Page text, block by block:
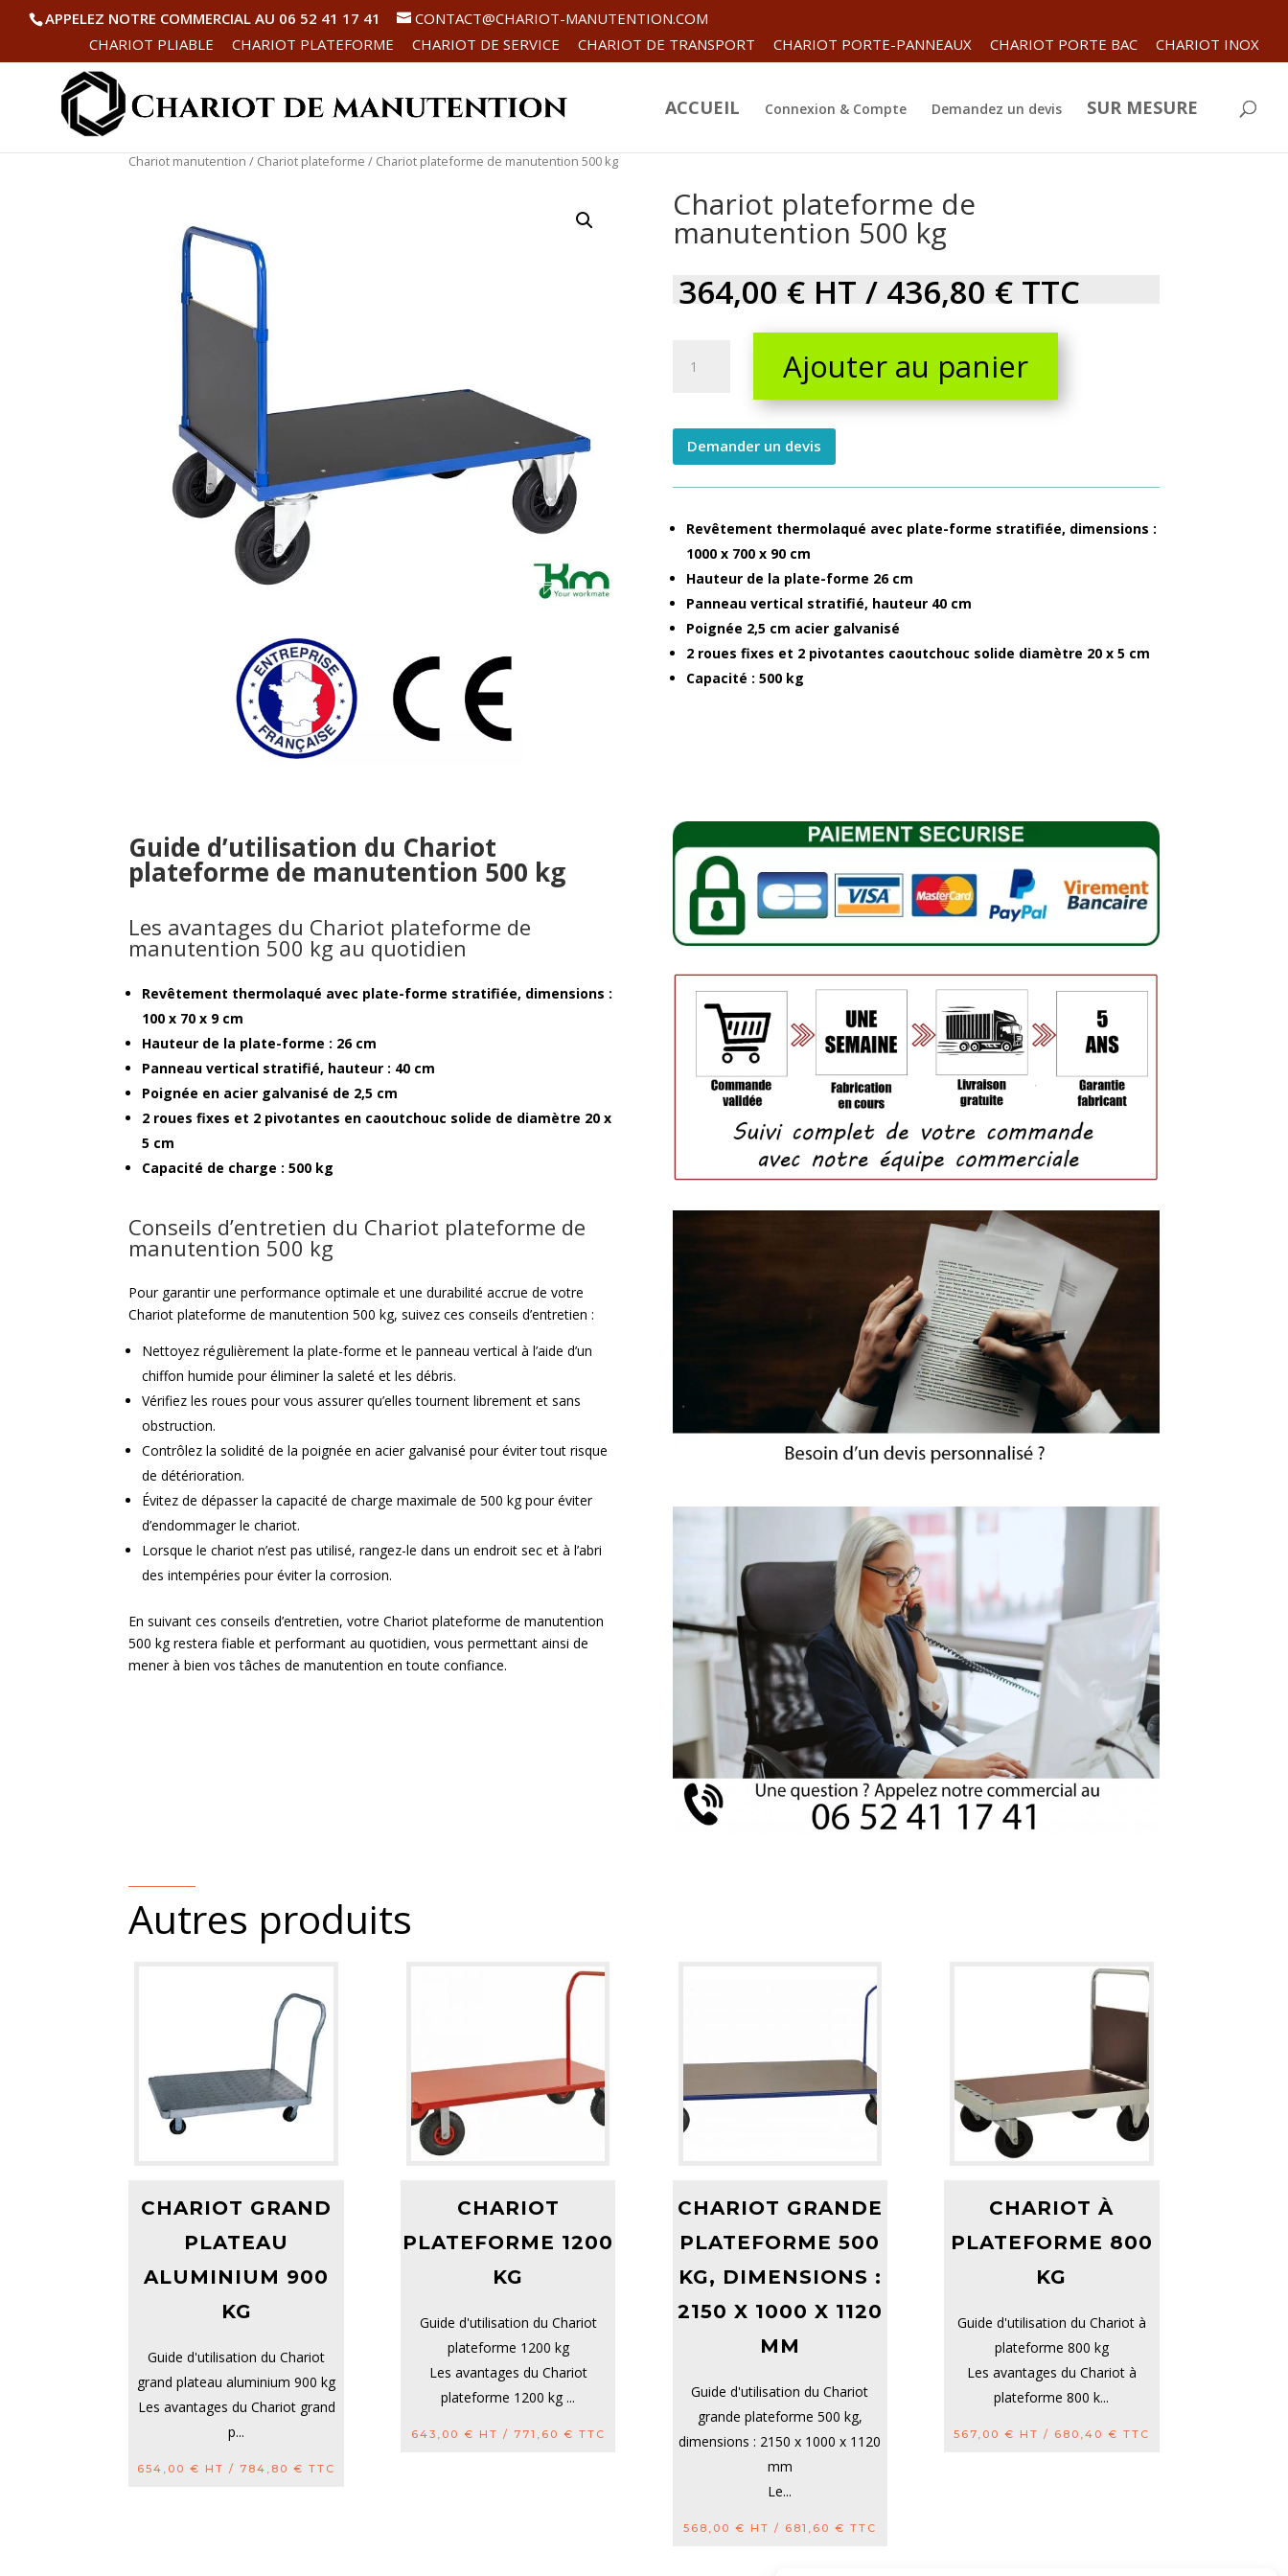
APPELEZ NOTRE COMMERCIAL AU 06 52 41 17 41
CONTACT@CHARIOT-MANUTENTION.COM
CHARIOT PLIABLE
CHARIOT PLATEFORME CHARIOT DE SERVICE CHARIOT DE TRANSPORT CHARIOT PORTE-PANNEAUX CHARIOT PORTE BAC CHARIOT INOX
ACCUEIL Connexion & Compte Demandez un devis SUR MESURE
Chariot manutention / Chariot plateforme / Chariot plateforme de manutention 500 kg
Chariot plateforme de
manutention 500 kg
364,00 € HT / 436,80 €TTC
plateforme
500
kg
Ajouter au panier
Demander un devis
Revêtement thermolaqué avec plate-forme stratifiée, dimensions :
1000 x 700 x 90 cm
Hauteur de la plate-forme 26 cm
Panneau vertical stratifié, hauteur 40 cm
Poignée 2,5 cm acier galvanisé
2 roues fixes et 2 pivotantes caoutchouc solide diamètre 20 x 5 cm
Capacité : 500 kg
Guide d’utilisation du Chariot
plateforme de manutention 500 kg
Les avantages du Chariot plateforme de
manutention 500 kg au quotidien
Revêtement thermolaqué avec plate-forme stratifiée, dimensions :
100 x 70 x 9 cm
Hauteur de la plate-forme : 26 cm
Panneau vertical stratifié, hauteur : 40 cm
Poignée en acier galvanisé de 2,5 cm
2 roues fixes et 2 pivotantes en caoutchouc solide de diamètre 20 x
5 cm
Capacité de charge : 500 kg
Conseils d’entretien du Chariot plateforme de
manutention 500 kg
Pour garantir une performance optimale et une durabilité accrue de votre
Chariot plateforme de manutention 500 kg, suivez ces conseils d’entretien :
Nettoyez régulièrement la plate-forme et le panneau vertical à l’aide d’un
chiffon humide pour éliminer la saleté et les débris.
Vérifiez les roues pour vous assurer qu’elles tournent librement et sans
obstruction.
Contrôlez la solidité de la poignée en acier galvanisé pour éviter tout risque
de détérioration.
Évitez de dépasser la capacité de charge maximale de 500 kg pour éviter
d’endommager le chariot.
Lorsque le chariot n’est pas utilisé, rangez-le dans un endroit sec et à l’abri
des intempéries pour éviter la corrosion.
En suivant ces conseils d’entretien, votre Chariot plateforme de manutention
500 kg restera fiable et performant au quotidien, vous permettant ainsi de
mener à bien vos tâches de manutention en toute confiance.
Autres produits
CHARIOT GRAND
PLATEAU
ALUMINIUM 900
KG
Guide d'utilisation du Chariot
grand plateau aluminium 900 kg
Les avantages du Chariot grand
p...
654,00€ HT / 784,80€ TTC
CHARIOT
PLATEFORME 1200
KG
Guide d'utilisation du Chariot
plateforme 1200 kg
Les avantages du Chariot
plateforme 1200 kg ...
643,00 € HT / 771,60 € TTC
CHARIOT GRANDE
PLATEFORME 500
KG, DIMENSIONS :
2150 X 1000 X 1120
MM
Guide d'utilisation du Chariot
grande plateforme 500 kg,
dimensions : 2150 x 1000 x 1120
mm
Le...
568,00 € HT / 681,60 € TTC
CHARIOT À
PLATEFORME 800
KG
Guide d'utilisation du Chariot à
plateforme 800 kg
Les avantages du Chariot à
plateforme 800 k...
567,00 € HT / 680,40 € TTC